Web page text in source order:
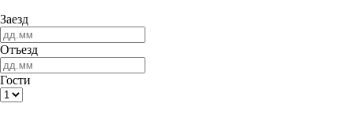
Заезд
Отъезд
Гости